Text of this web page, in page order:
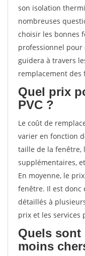
son isolation
nombreuses
choisir les bonnes
professionnel pour
guidera à travers
remplacement des
Quel prix
PVC ?
Le coût de
varier en fonction
taille de la fenêtre,
supplémentaires,
En moyenne, le
fenêtre. Il est donc
détaillés à
prix et les services
Quels sont
moins